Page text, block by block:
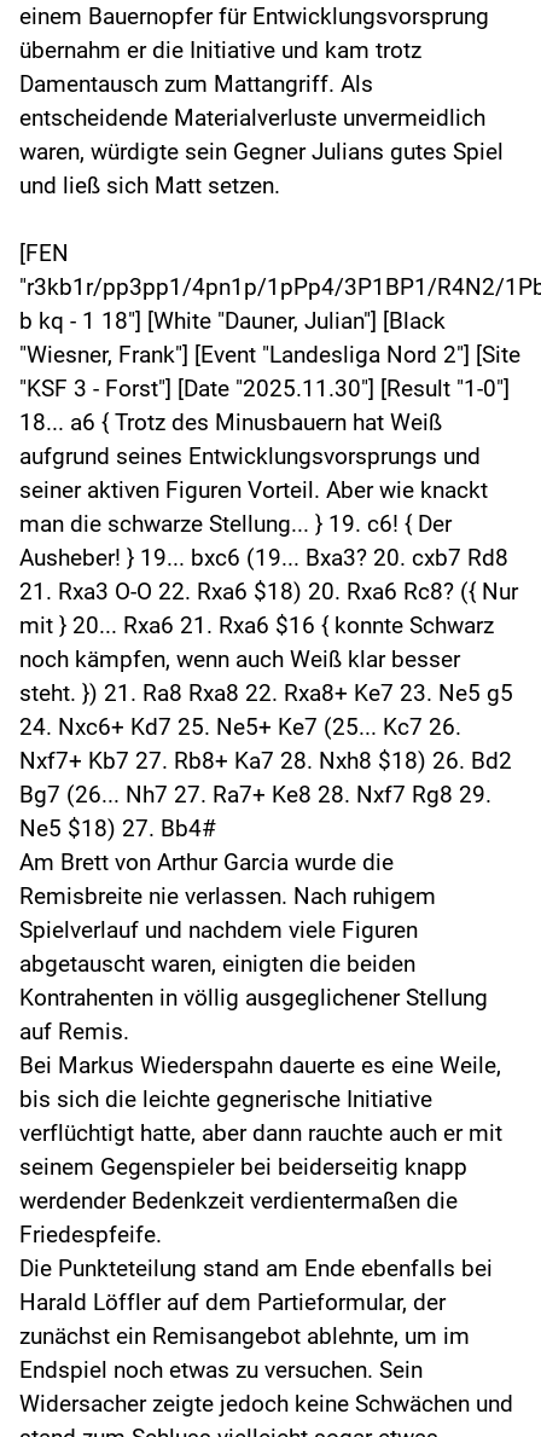
einem Bauernopfer für Entwicklungsvorsprung
übernahm er die Initiative und kam trotz
Damentausch zum Mattangriff. Als
entscheidende Materialverluste unvermeidlich
waren, würdigte sein Gegner Julians gutes Spiel
und ließ sich Matt setzen.
[FEN
"r3kb1r/pp3pp1/4pn1p/1pPp4/3P1BP1/R4N2/
b kq - 1 18"] [White "Dauner, Julian"] [Black
"Wiesner, Frank"] [Event "Landesliga Nord 2"] [Site
"KSF 3 - Forst"] [Date "2025.11.30"] [Result "1-0"]
18... a6 { Trotz des Minusbauern hat Weiß
aufgrund seines Entwicklungsvorsprungs und
seiner aktiven Figuren Vorteil. Aber wie knackt
man die schwarze Stellung... } 19. c6! { Der
Ausheber! } 19... bxc6 (19... Bxa3? 20. cxb7 Rd8
21. Rxa3 O-O 22. Rxa6 $18) 20. Rxa6 Rc8? ({ Nur
mit } 20... Rxa6 21. Rxa6 $16 { konnte Schwarz
noch kämpfen, wenn auch Weiß klar besser
steht. }) 21. Ra8 Rxa8 22. Rxa8+ Ke7 23. Ne5 g5
24. Nxc6+ Kd7 25. Ne5+ Ke7 (25... Kc7 26.
Nxf7+ Kb7 27. Rb8+ Ka7 28. Nxh8 $18) 26. Bd2
Bg7 (26... Nh7 27. Ra7+ Ke8 28. Nxf7 Rg8 29.
Ne5 $18) 27. Bb4#
Am Brett von Arthur Garcia wurde die
Remisbreite nie verlassen. Nach ruhigem
Spielverlauf und nachdem viele Figuren
abgetauscht waren, einigten die beiden
Kontrahenten in völlig ausgeglichener Stellung
auf Remis.
Bei Markus Wiederspahn dauerte es eine Weile,
bis sich die leichte gegnerische Initiative
verflüchtigt hatte, aber dann rauchte auch er mit
seinem Gegenspieler bei beiderseitig knapp
werdender Bedenkzeit verdientermaßen die
Friedespfeife.
Die Punkteteilung stand am Ende ebenfalls bei
Harald Löffler auf dem Partieformular, der
zunächst ein Remisangebot ablehnte, um im
Endspiel noch etwas zu versuchen. Sein
Widersacher zeigte jedoch keine Schwächen und